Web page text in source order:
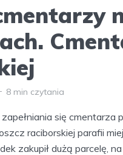
8 min czytania
się cmentarza
raciborskiej parafii
zakupił dużą parcelę,